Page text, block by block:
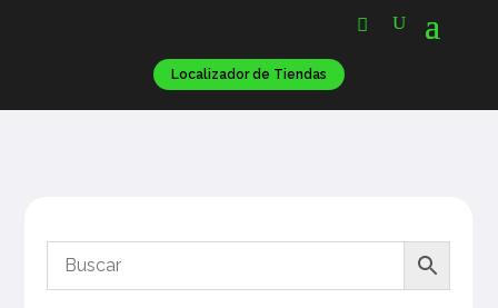
Localizador de Tiendas